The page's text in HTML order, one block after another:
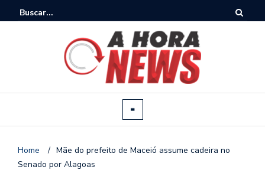
Home / Mãe do prefeito de Maceió assume cadeira no
Senado por Alagoas